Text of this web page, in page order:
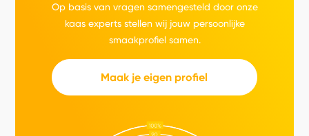
Op basis van vragen samengesteld door onze
kaas experts stellen wij jouw persoonlijke
smaakprofiel samen.
Maak je eigen profiel